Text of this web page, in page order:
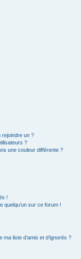
rejoindre un ?
?
une couleur différente ?
!
quelqu’un sur ce forum !
liste d’amis et d’ignorés ?